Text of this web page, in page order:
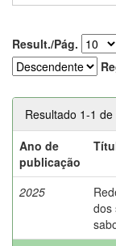
Result./Pág.
Resultado 1-1 de
Ano de
publicação
2025
dos